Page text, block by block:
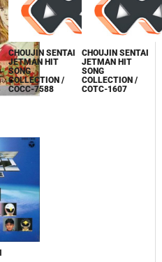
CHOUJIN SENTAI
JETMAN HIT
SONG
COLLECTION /
COCC-7588
CHOUJIN SENTAI
JETMAN HIT
SONG
COLLECTION /
COTC-1607